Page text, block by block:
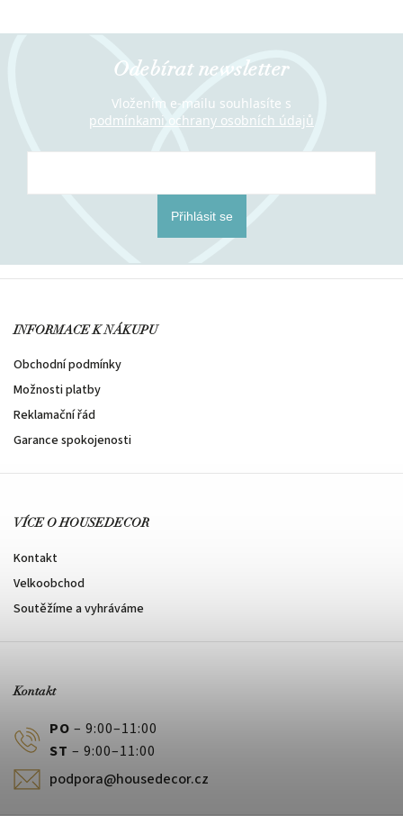
Odebírat newsletter
Vložením e-mailu souhlasíte s
podmínkami ochrany osobních údajů
Přihlásit se
INFORMACE K NÁKUPU
Obchodní podmínky
Možnosti platby
Reklamační řád
Garance spokojenosti
VÍCE O HOUSEDECOR
Kontakt
Velkoobchod
Soutěžíme a vyhráváme
Kontakt
PO – 9:00–11:00
ST – 9:00–11:00
podpora@housedecor.cz